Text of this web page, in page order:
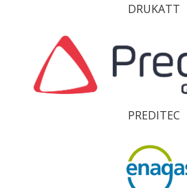
DRUKATT
PREDITEC